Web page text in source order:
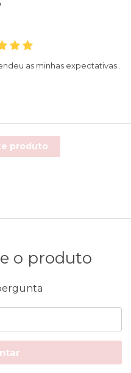
as minhas expectativas .
produto
o produto